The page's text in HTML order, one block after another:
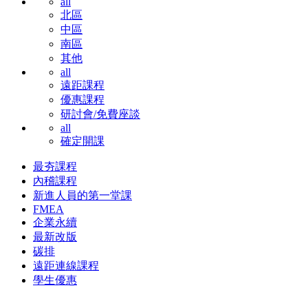
北區
中區
南區
其他
all
遠距課程
優惠課程
研討會/免費座談
all
確定開課
最夯課程
內稽課程
新進人員的第一堂課
FMEA
企業永續
最新改版
碳排
遠距連線課程
學生優惠